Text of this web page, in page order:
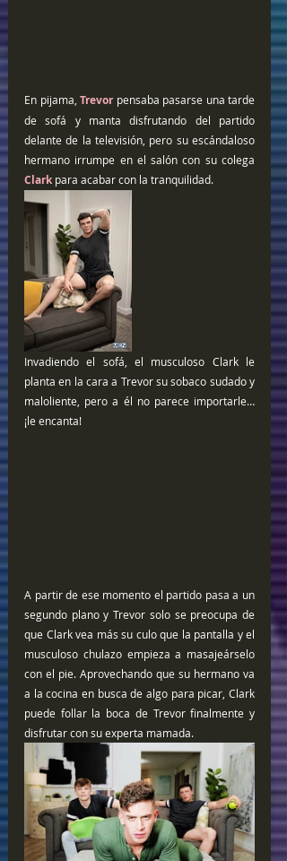
En pijama, Trevor pensaba pasarse una tarde
de sofá y manta disfrutando del partido
delante de la televisión, pero su escándaloso
Clark para acabar con la tranquilidad.
Invadiendo el sofá, el musculoso Clark le
planta en la cara a Trevor su sobaco sudado y
maloliente, pero a él no parece importarle…
¡le encanta!
A partir de ese momento el partido pasa a un
segundo plano y Trevor solo se preocupa de
que Clark vea más su culo que la pantalla y el
musculoso chulazo empieza a masajeárselo
con el pie. Aprovechando que su hermano va
a la cocina en busca de algo para picar, Clark
puede follar la boca de Trevor finalmente y
disfrutar con su experta mamada.